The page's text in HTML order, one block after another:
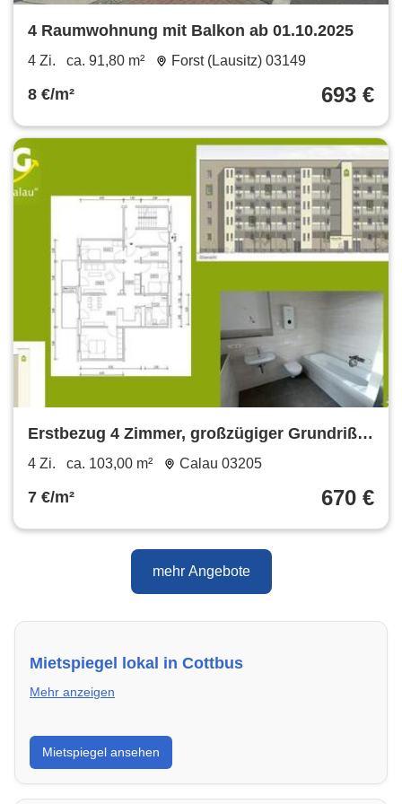
4 Raumwohnung mit Balkon ab 01.10.2025
4 Zi. ca. 91,80 m² Forst (Lausitz) 03149
8 €/m² 693 €
Erstbezug 4 Zimmer, großzügiger Grundriß,
Aufzug, Balkon
4 Zi. ca. 103,00 m² Calau 03205
7 €/m² 670 €
mehr Angebote
Mietspiegel lokal in Cottbus
Mehr anzeigen
Erhalte einen Überblick über die aktuellen Mietpreise
regional in Cottbus. So weißt du genau, welche Miete
fair ist und wo sich ein Vergleich lohnt.
Mietspiegel ansehen